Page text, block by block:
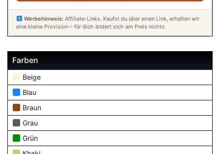
Werbehinweis:Affiliate-Links. Kaufst du über einen Link, erhalten wir
eine kleine Provision – für dich ändert sich am Preis nichts.
Farben
Beige
Blau
Braun
Grau
Grün